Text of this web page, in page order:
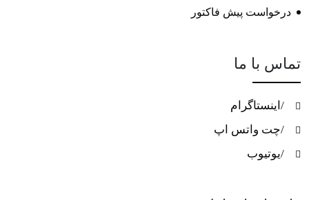
درخواست پیش فاکتور
تماس با ما
/اینستاگرام
/چت واتس اپ
/یوتیوب